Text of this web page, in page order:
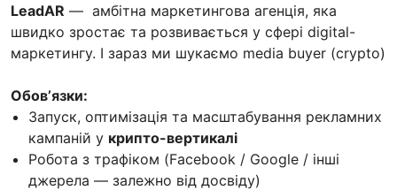
LeadAR — амбітна маркетингова агенція, яка
швидко зростає та розвивається у сфері digital-
маркетингу. І зараз ми шукаємо media buyer (crypto)
Обовʼязки:
Запуск, оптимізація та масштабування рекламних
кампаній у крипто-вертикалі
Робота з трафіком (Facebook / Google / інші
джерела — залежно від досвіду)